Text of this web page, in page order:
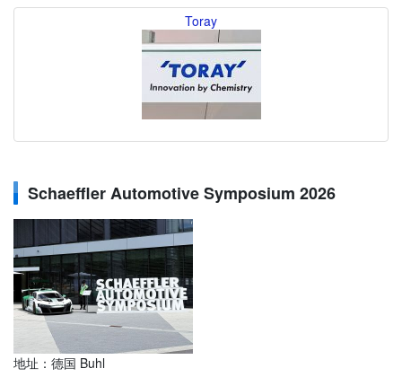
Toray
Schaeffler Automotive Symposium 2026
地址：德国 Buhl